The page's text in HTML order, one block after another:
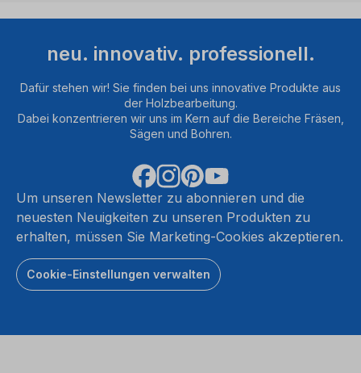
neu. innovativ. professionell.
Dafür stehen wir! Sie finden bei uns innovative Produkte aus
der Holzbearbeitung.
Dabei konzentrieren wir uns im Kern auf die Bereiche Fräsen,
Sägen und Bohren.
Um unseren Newsletter zu abonnieren und die
neuesten Neuigkeiten zu unseren Produkten zu
erhalten, müssen Sie Marketing-Cookies akzeptieren.
Cookie-Einstellungen verwalten